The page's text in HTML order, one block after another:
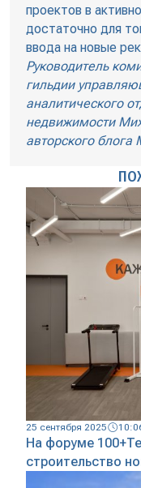
проектов в
достаточно для
ввода на новые
Руководитель
гильдии
аналитического
недвижимости
авторского блога
25 сентября 2025
На форуме
строительство